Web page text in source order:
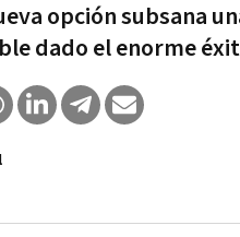
opción subsana
dado el enorme